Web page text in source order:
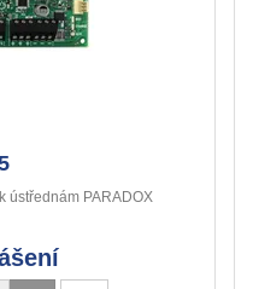
ústřednám PARADOX